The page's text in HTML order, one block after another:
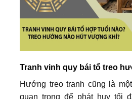
Tranh vinh quy bái tổ treo
Hướng treo tranh cũng là
quan trọng để phát huy tối